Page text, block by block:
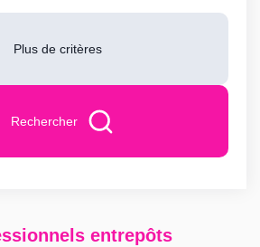
Plus de critères
Rechercher
entrepôts